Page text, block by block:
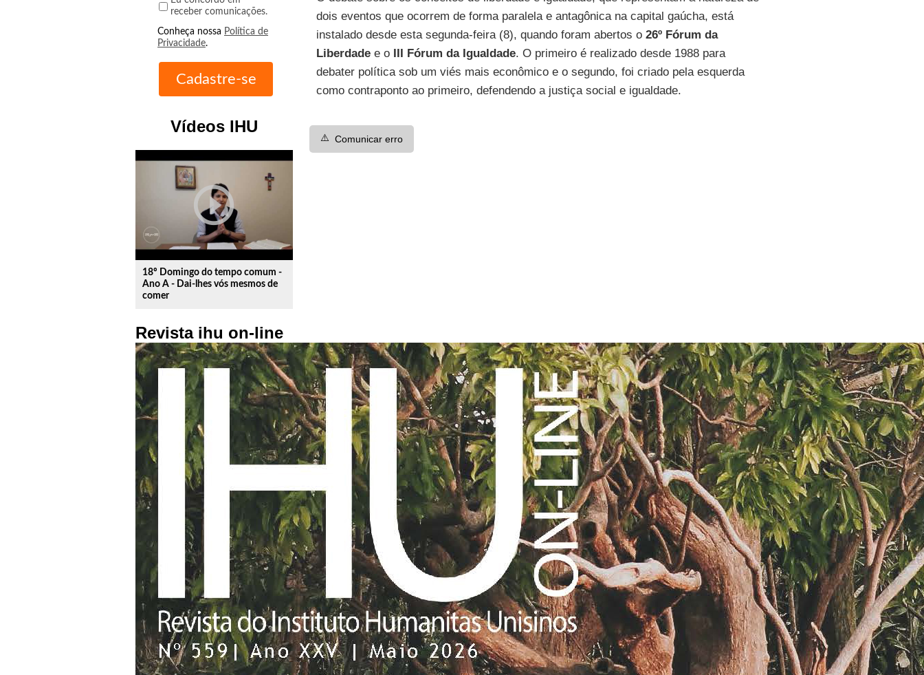
receber comunicações.
Conheça nossa Política de
Privacidade.
Vídeos IHU
play_circle_outline
18º Domingo do tempo comum -
Ano A - Dai-lhes vós mesmos de
comer
Revista ihu on-line
dois eventos que ocorrem de forma paralela e antagônica na capital gaúcha, está
instalado desde esta segunda-feira (8), quando foram abertos o26º Fórum da
Liberdade e o III Fórum da Igualdade. O primeiro é realizado desde 1988 para
debater política sob um viés mais econômico e o segundo, foi criado pela esquerda
como contraponto ao primeiro, defendendo a justiça social e igualdade.
⚠️ Comunicar erro